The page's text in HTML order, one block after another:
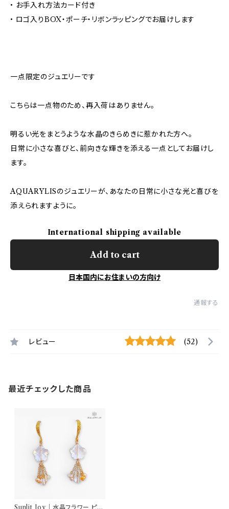
• お手入れ方法カード付き
• ロゴ入りBOX・ポーチ・リボンラッピングでお届けします
一点限定のジュエリーです
こちらは一点物のため、再入荷はありません。
明るい光をまとうような水晶のきらめきに惹かれた方へ。
日常に小さな喜びと、前向きな輝きを添える一点としてお届けし
ます。
AQUARYLISのジュエリーが、あなたの日常に小さな光と喜びを
添えられますように。
International shipping available
Add to cart
日本国内にお住まいの方向け
通報する
レビュー (52)
最近チェックした商品
Sunlit Joy｜水晶フラワー ピア